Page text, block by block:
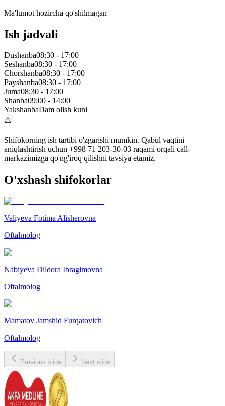
Ma'lumot hozircha qo'shilmagan
Ish jadvali
Dushanba08:30 - 17:00
Seshanba08:30 - 17:00
Chorshanba08:30 - 17:00
Payshanba08:30 - 17:00
Juma08:30 - 17:00
Shanba09:00 - 14:00
YakshanbaDam olish kuni
⚠️
Shifokorning ish tartibi o'zgarishi mumkin. Qabul vaqtini
aniqlashtirish uchun +998 71 203-30-03 raqami orqali call-
markazimizga qo'ng'iroq qilishni tavsiya etamiz.
O'xshash shifokorlar
Valiyeva Fotima Alisherovna
Oftalmolog
Nabiyeva Dildora Ibragimovna
Oftalmolog
Mamatov Jamshid Furqatovich
Oftalmolog
Previous slide Next slide